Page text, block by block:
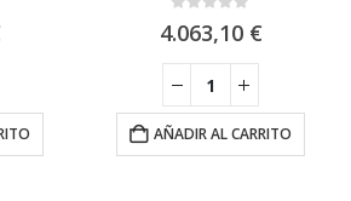
4.063,10 €
AÑADIR AL CARRITO